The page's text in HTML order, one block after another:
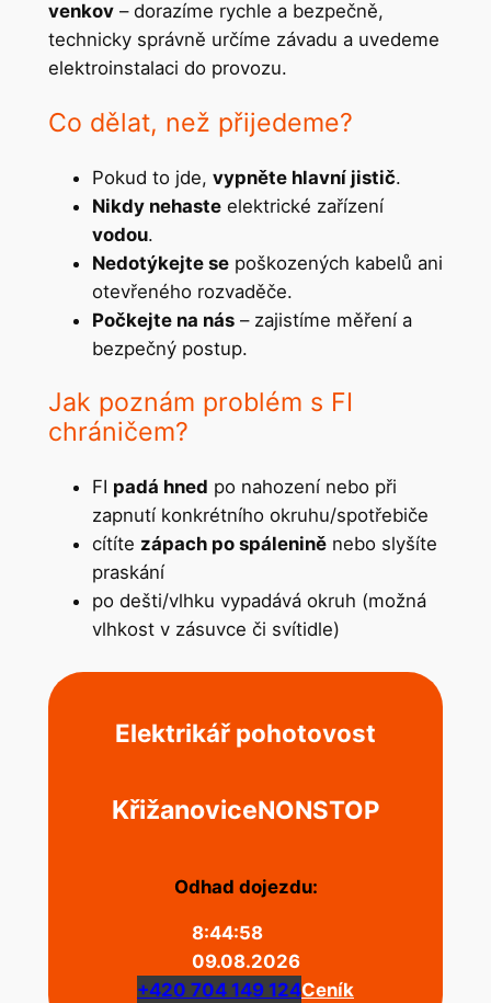
venkov– dorazíme rychle a bezpečně,
technicky správně určíme závadu a uvedeme
elektroinstalaci do provozu.
Co dělat, než přijedeme?
Pokud to jde, vypněte hlavní jistič.
Nikdy nehasteelektrické zařízení
vodou.
Nedotýkejte sepoškozených kabelů ani
otevřeného rozvaděče.
Počkejte na nás– zajistíme měření a
bezpečný postup.
Jak poznám problém s FI
chráničem?
FI padá hned po nahození nebo při
zapnutí konkrétního okruhu/spotřebiče
cítíte zápach po spáleniněnebo slyšíte
praskání
po dešti/vlhku vypadává okruh (možná
vlhkost v zásuvce či svítidle)
Elektrikář pohotovost
KřižanoviceNONSTOP
Odhad dojezdu:
8:44:58
09.08.2026
+420 704 149 124Ceník